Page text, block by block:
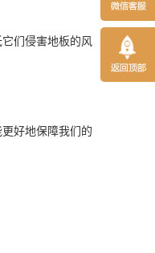
们侵害地板的风
好地保障我们的